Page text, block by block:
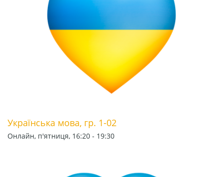
Українська мова, гр. 1-02
Онлайн, п'ятниця, 16:20 - 19:30